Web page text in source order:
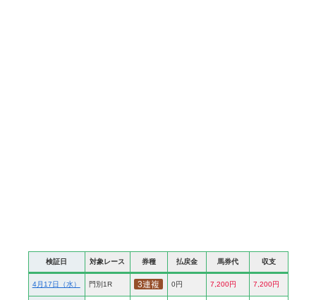
検証日 対象レース 券種 払戻金 馬券代 収支
4月17日（水） 門別1R 3連複 0円 7,200円 7,200円